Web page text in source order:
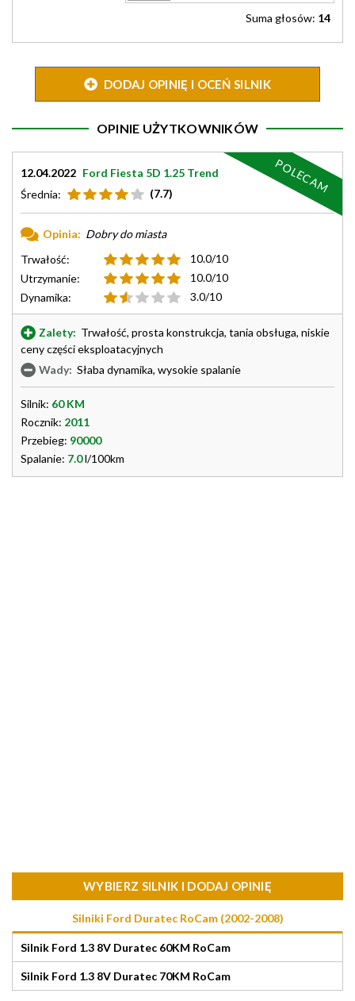
Suma głosów: 14
DODAJ OPINIĘ I OCEŃ SILNIK
OPINIE UŻYTKOWNIKÓW
12.04.2022 Ford Fiesta 5D 1.25 Trend
Średnia:
(7.7)
Opinia: Dobry do miasta
Trwałość:
10.0/10
Utrzymanie:
10.0/10
Dynamika:
3.0/10
Zalety: Trwałość, prosta konstrukcja, tania obsługa, niskie
ceny części eksploatacyjnych
Wady: Słaba dynamika, wysokie spalanie
Silnik: 60 KM
Rocznik: 2011
Przebieg: 90000
Spalanie: 7.0l/100km
POLECAM
WYBIERZ SILNIK I DODAJ OPINIĘ
Silniki Ford Duratec RoCam (2002-2008)
Silnik Ford 1.3 8V Duratec 60KM RoCam
Silnik Ford 1.3 8V Duratec 70KM RoCam